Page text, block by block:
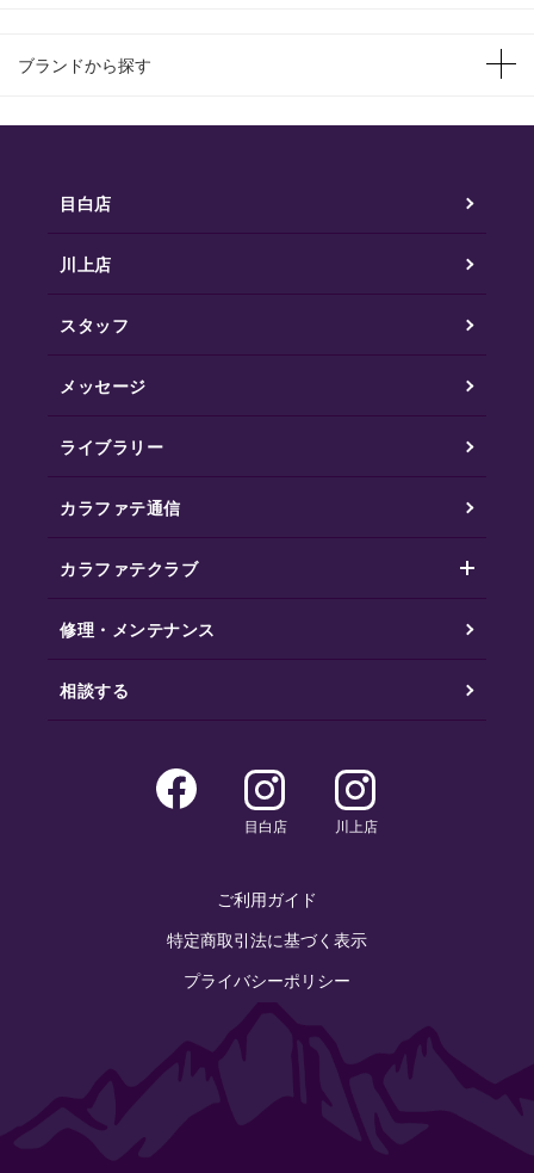
ブランドから探す
目白店
川上店
スタッフ
メッセージ
ライブラリー
カラファテ通信
カラファテクラブ
修理・メンテナンス
相談する
目白店 川上店
ご利用ガイド
特定商取引法に基づく表示
プライバシーポリシー